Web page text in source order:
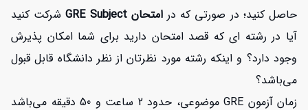
حاصل کنید؛ در صورتی که درامتحان GRE Subject
شرکت کنید
آیا در رشته ای که قصد امتحان دارید برای شما امکان پذیرش
وجود دارد؟ و اینکه رشته مورد نظرتان از نظر دانشگاه قابل قبول
می‌باشد؟
زمان آزمون GRE موضوعی، حدود 2 ساعت و 50 دقیقه می‌باشد